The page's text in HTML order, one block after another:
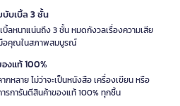
บเบิ้ล 3 ชั้น
ลหนาแน่นถึง 3 ชั้น หมดกังวลเรื่องความเสีย
อคุณในสภาพสมบูรณ์
งแท้ 100%
หลาย ไม่ว่าจะเป็นหนังสือ เครื่องเขียน หรือ
รการันตีสินค้าของแท้ 100% ทุกชิ้น